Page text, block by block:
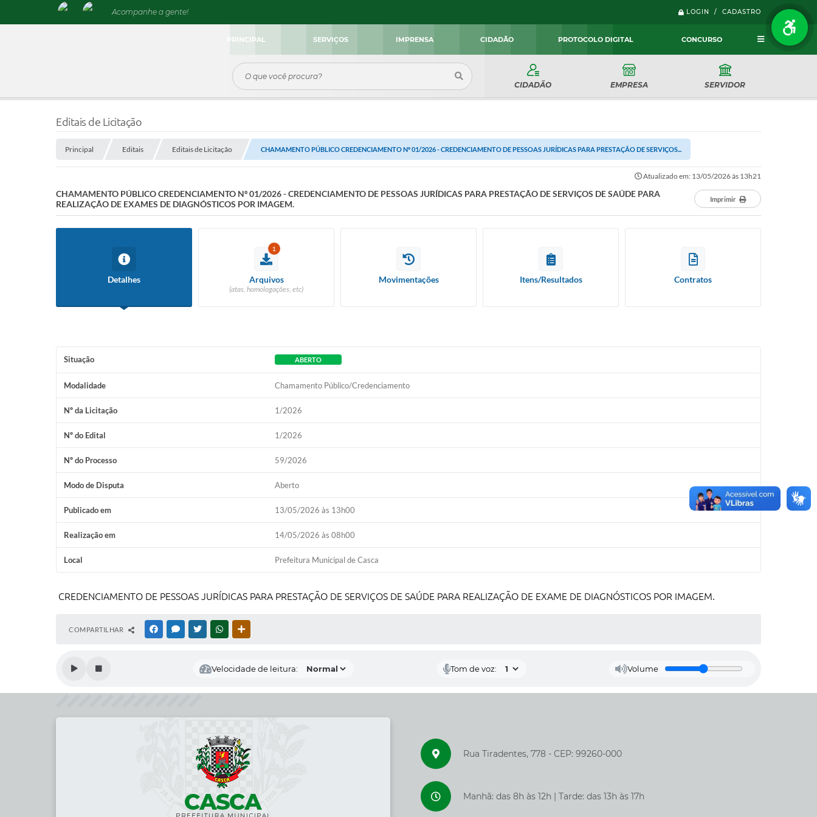
LOGIN / CADASTRO
Acompanhe a gente!
PRINCIPAL SERVIÇOS IMPRENSA CIDADÃO PROTOCOLO DIGITAL CONCURSO
CIDADÃO EMPRESA SERVIDOR
Editais de Licitação
Principal Editais Editais de Licitação CHAMAMENTO PÚBLICO CREDENCIAMENTO Nº 01/2026 - CREDENCIAMENTO DE PESSOAS JURÍDICAS PARA PRESTAÇÃO DE SERVIÇOS...
Atualizado em: 13/05/2026 às 13h21
CHAMAMENTO PÚBLICO CREDENCIAMENTO Nº 01/2026 - CREDENCIAMENTO DE PESSOAS JURÍDICAS PARA PRESTAÇÃO DE SERVIÇOS DE SAÚDE PARA
REALIZAÇÃO DE EXAMES DE DIAGNÓSTICOS POR IMAGEM.
Imprimir
Detalhes
1
Arquivos
(atas, homologações, etc)
Movimentações Itens/Resultados Contratos
Situação ABERTO
Modalidade Chamamento Público/Credenciamento
Nº da Licitação 1/2026
Nº do Edital 1/2026
Nº do Processo 59/2026
Modo de Disputa Aberto
Publicado em 13/05/2026 às 13h00
Realização em 14/05/2026 às 08h00
Local Prefeitura Municipal de Casca
CREDENCIAMENTO DE PESSOAS JURÍDICAS PARA PRESTAÇÃO DE SERVIÇOS DE SAÚDE PARA REALIZAÇÃO DE EXAME DE DIAGNÓSTICOS POR IMAGEM.
COMPARTILHAR FACEBOOKMESSENGER
TWITTERWHATSAPP
Velocidade de leitura: Tom de voz: Volume
Rua Tiradentes, 778 - CEP: 99260-000
Manhã: das 8h às 12h | Tarde: das 13h às 17h